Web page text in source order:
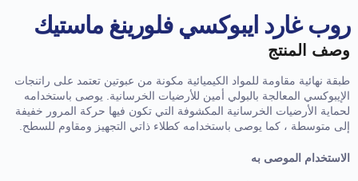
روب غارد ايبوكسي فلورينغ ماستيك
وصف المنتج
طبقة نهائية مقاومة للمواد الكيميائية مكونة من عبوتين تعتمد على راتنجات
الإيبوكسي المعالجة بالبولي أمين للأرضيات الخرسانية. يوصى باستخدامه
لحماية الأرضيات الخرسانية المكشوفة التي تكون فيها حركة المرور خفيفة
إلى متوسطة ، كما يوصى باستخدامه كطلاء ذاتي التجهيز ومقاوم للسطح.
الاستخدام الموصى به